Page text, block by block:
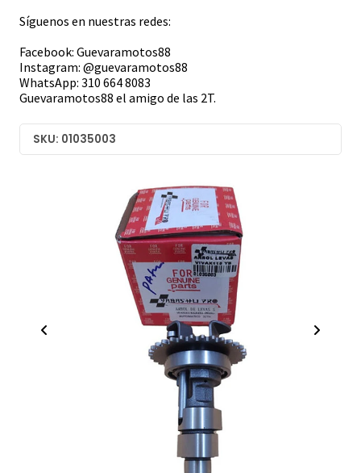
Síguenos en nuestras redes:
Facebook: Guevaramotos88
Instagram: @guevaramotos88
WhatsApp: 310 664 8083
Guevaramotos88 el amigo de las 2T.
SKU: 01035003